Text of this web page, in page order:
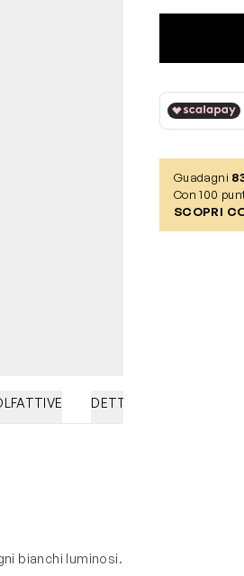
Guadagni
Con 100
SCOPRI
DETTAGLI DEL
bianchi luminosi.